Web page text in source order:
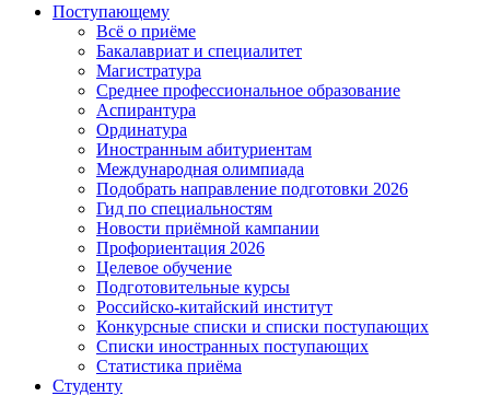
Поступающему
Всё о приёме
Бакалавриат и специалитет
Магистратура
Среднее профессиональное образование
Аспирантура
Ординатура
Иностранным абитуриентам
Международная олимпиада
Подобрать направление подготовки 2026
Гид по специальностям
Новости приёмной кампании
Профориентация 2026
Целевое обучение
Подготовительные курсы
Российско-китайский институт
Конкурсные списки и списки поступающих
Списки иностранных поступающих
Статистика приёма
Студенту